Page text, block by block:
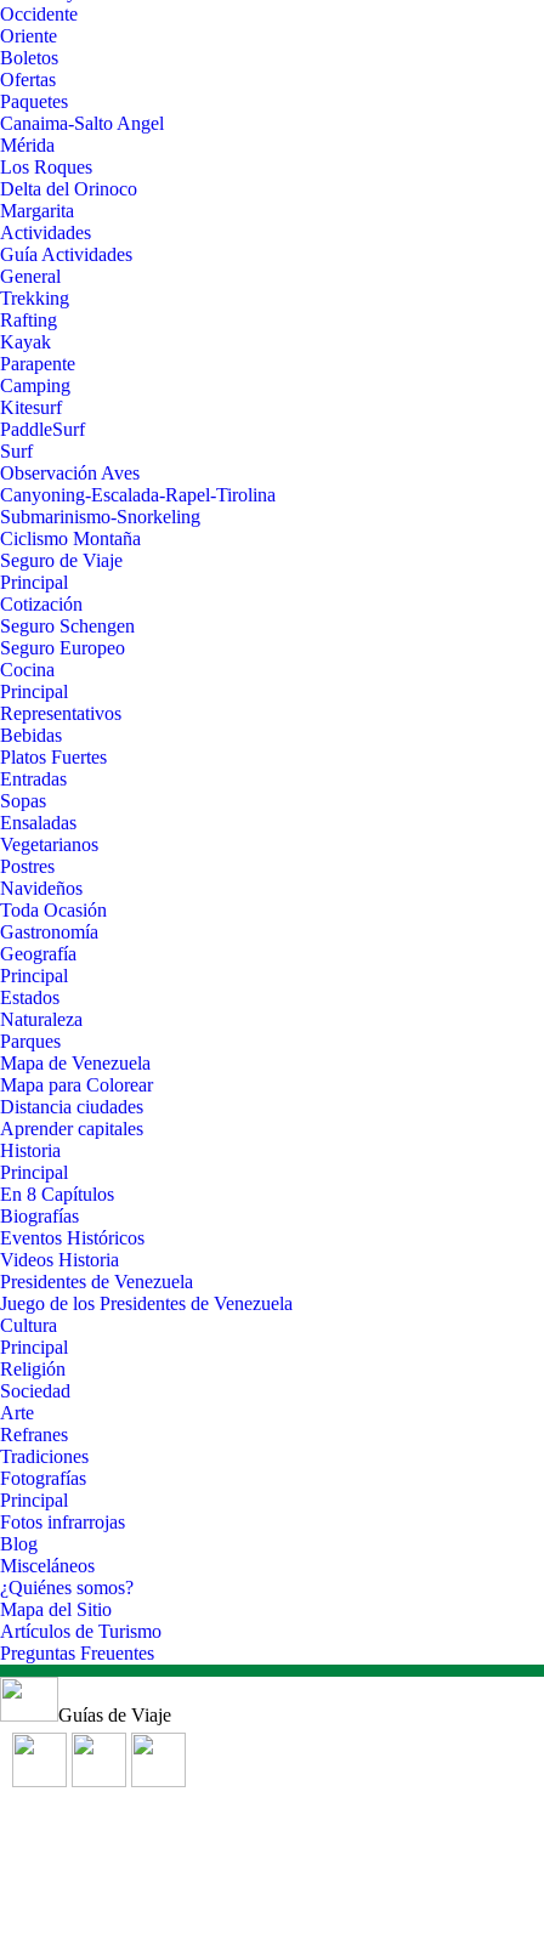
Occidente
Oriente
Boletos
Ofertas
Paquetes
Canaima-Salto Angel
Mérida
Los Roques
Delta del Orinoco
Margarita
Actividades
Guía Actividades
General
Trekking
Rafting
Kayak
Parapente
Camping
Kitesurf
PaddleSurf
Surf
Observación Aves
Canyoning-Escalada-Rapel-Tirolina
Submarinismo-Snorkeling
Ciclismo Montaña
Seguro de Viaje
Principal
Cotización
Seguro Schengen
Seguro Europeo
Cocina
Principal
Representativos
Bebidas
Platos Fuertes
Entradas
Sopas
Ensaladas
Vegetarianos
Postres
Navideños
Toda Ocasión
Gastronomía
Geografía
Principal
Estados
Naturaleza
Parques
Mapa de Venezuela
Mapa para Colorear
Distancia ciudades
Aprender capitales
Historia
Principal
En 8 Capítulos
Biografías
Eventos Históricos
Videos Historia
Presidentes de Venezuela
Juego de los Presidentes de Venezuela
Cultura
Principal
Religión
Sociedad
Arte
Refranes
Tradiciones
Fotografías
Principal
Fotos infrarrojas
Blog
Misceláneos
¿Quiénes somos?
Mapa del Sitio
Artículos de Turismo
Preguntas Freuentes
Guías de Viaje